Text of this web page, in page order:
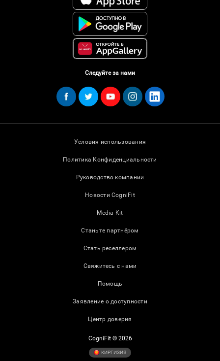
Следуйте за нами
Условия использования
Политика Конфиденциальности
Руководство компании
Новости CogniFit
Media Kit
Станьте партнёром
Стать реселлером
Свяжитесь с нами
Помощь
Заявление о доступности
Центр доверия
CogniFit © 2026
КИРГИЗИЯ